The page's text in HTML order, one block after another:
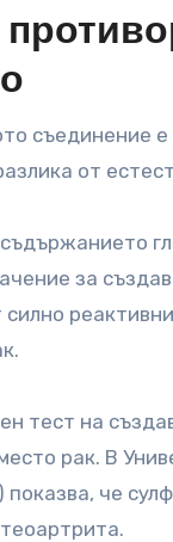
съединение
от
за
силно
тест на
рак. В
че